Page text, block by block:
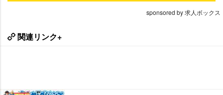
sponsored by 求人ボックス
関連リンク+